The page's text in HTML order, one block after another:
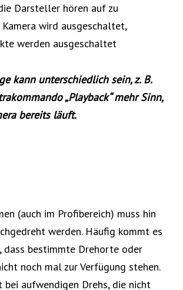
Darsteller hören auf zu
wird ausgeschaltet,
werden ausgeschaltet
kann unterschiedlich sein, z. B.
„Playback“ mehr Sinn,
bereits läuft.
(auch im Profibereich) muss hin
werden. Häufig kommt es
dass bestimmte Drehorte oder
noch mal zur Verfügung stehen.
bei aufwendigen Drehs, die nicht